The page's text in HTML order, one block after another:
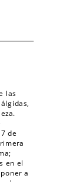
las
de
en el
a